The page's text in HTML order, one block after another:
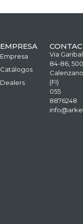
EMPRESA
Empresa
Catálogos
Dealers
Via
84-86,
Calenzano
(FI)
055
8876248